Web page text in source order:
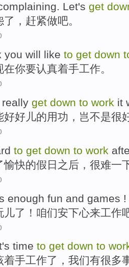
. Let's get
了，赶紧做吧。
you will like to get down
在你要认真着手工作。
really get down to work it
好好儿的用功 ，岂不是很
to get down to work
愉快的假日 之后 ， 很难一
enough fun and games !
儿了！ 咱们安下心来工作
's time to get down to
着手工作了， 我们有很多